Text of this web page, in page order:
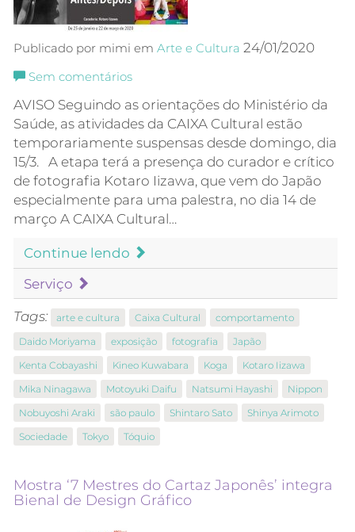
Publicado por mimi em Arte e Cultura 24/01/2020
Sem comentários
AVISO Seguindo as orientações do Ministério da
Saúde, as atividades da CAIXA Cultural estão
temporariamente suspensas desde domingo, dia
15/3. A etapa terá a presença do curador e crítico
de fotografia Kotaro Iizawa, que vem do Japão
especialmente para uma palestra, no dia 14 de
março A CAIXA Cultural…
Continue lendo
Serviço
Tags: arte e cultura Caixa Cultural
comportamento
Daido Moriyama
exposição fotografia
Japão
Kenta Cobayashi
Kineo Kuwabara Koga
Kotaro Iizawa
Mika Ninagawa
Motoyuki Daifu Natsumi Hayashi
Nippon
Nobuyoshi Araki
são paulo Shintaro Sato
Shinya Arimoto
Sociedade
Tokyo Tóquio
Mostra ‘7 Mestres do Cartaz Japonês’ integra
Bienal de Design Gráfico